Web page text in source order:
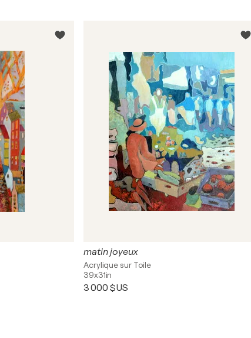
matin joyeux
Acrylique sur Toile
39x31in
3 000 $US